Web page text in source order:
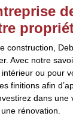
construction,
Avec notre
ou pour
finitions afin
dans
rénovation.